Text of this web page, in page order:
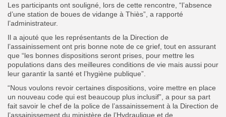
Les participants ont souligné, lors de cette rencontre, “l’absence
d’une station de boues de vidange à Thiès”, a rapporté
l’administrateur.
Il a ajouté que les représentants de la Direction de
l’assainissement ont pris bonne note de ce grief, tout en assurant
que “les bonnes dispositions seront prises, pour mettre les
populations dans des meilleures conditions de vie mais aussi pour
leur garantir la santé et l’hygiène publique”.
“Nous voulons revoir certaines dispositions, voire mettre en place
un nouveau code qui est beaucoup plus inclusif”, a pour sa part
fait savoir le chef de la police de l’assainissement à la Direction de
l’assainissement du ministère de l’Hydraulique et de